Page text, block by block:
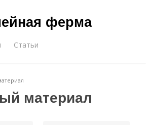
ферма
Статьи
материал